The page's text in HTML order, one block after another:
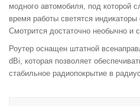
модного автомобиля, под которой
время работы светятся индикаторы
Смотрится достаточно необычно и
Роутер оснащен штатной
dBi, которая позволяет
стабильное радиопокрытие в